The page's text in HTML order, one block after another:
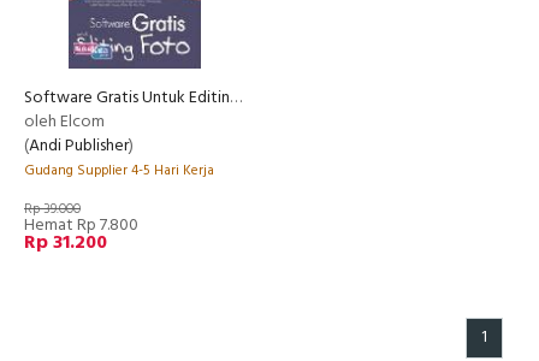
Software Gratis Untuk Editing Foto
oleh Elcom
(Andi Publisher)
Gudang Supplier 4-5 Hari Kerja
Rp 39.000
Hemat Rp 7.800
Rp 31.200
1